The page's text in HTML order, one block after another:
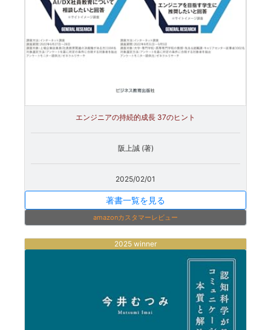
エンジニアの持続的成長 37のヒント
阪上誠 (著)
2025/02/01
著書一覧を見る
amazonカスタマーレビュー
2025 winner